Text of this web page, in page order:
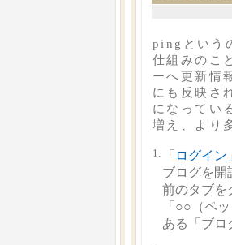
pingという
仕組みのこ
ーへ更新情
にも反映さ
になってい
増え、より
1. 「 ログイン
ブログを開
前のタブを
「○○（ペ
ある「ブロ